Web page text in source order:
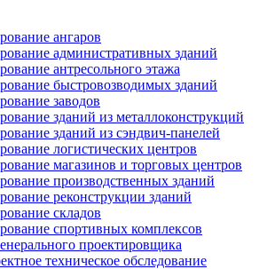
ангаров
административных зданий
антресольного этажа
быстровозводимых зданий
заводов
зданий из металлоконструкций
зданий из сэндвич-панелей
логистических центров
магазинов и торговых центров
производственных зданий
реконструкции зданий
складов
спортивных комплексов
проектировщика
техническое обследование